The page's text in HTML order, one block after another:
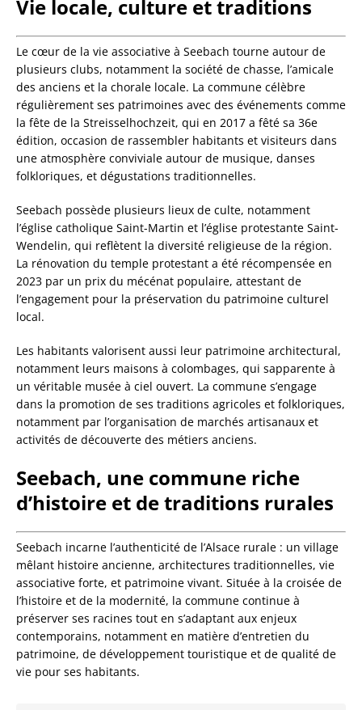
Vie locale, culture et traditions
Le cœur de la vie associative à Seebach tourne autour de
plusieurs clubs, notamment la société de chasse, l’amicale
des anciens et la chorale locale. La commune célèbre
régulièrement ses patrimoines avec des événements comme
la fête de la Streisselhochzeit, qui en 2017 a fêté sa 36e
édition, occasion de rassembler habitants et visiteurs dans
une atmosphère conviviale autour de musique, danses
folkloriques, et dégustations traditionnelles.
Seebach possède plusieurs lieux de culte, notamment
l’église catholique Saint-Martin et l’église protestante Saint-
Wendelin, qui reflètent la diversité religieuse de la région.
La rénovation du temple protestant a été récompensée en
2023 par un prix du mécénat populaire, attestant de
l’engagement pour la préservation du patrimoine culturel
local.
Les habitants valorisent aussi leur patrimoine architectural,
notamment leurs maisons à colombages, qui sapparente à
un véritable musée à ciel ouvert. La commune s’engage
dans la promotion de ses traditions agricoles et folkloriques,
notamment par l’organisation de marchés artisanaux et
activités de découverte des métiers anciens.
Seebach, une commune riche
d’histoire et de traditions rurales
Seebach incarne l’authenticité de l’Alsace rurale : un village
mêlant histoire ancienne, architectures traditionnelles, vie
associative forte, et patrimoine vivant. Située à la croisée de
l’histoire et de la modernité, la commune continue à
préserver ses racines tout en s’adaptant aux enjeux
contemporains, notamment en matière d’entretien du
patrimoine, de développement touristique et de qualité de
vie pour ses habitants.